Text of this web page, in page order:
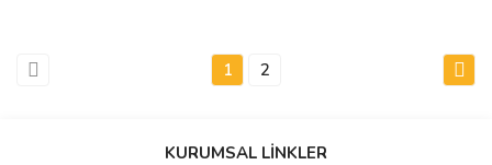
1 2
KURUMSAL LİNKLER